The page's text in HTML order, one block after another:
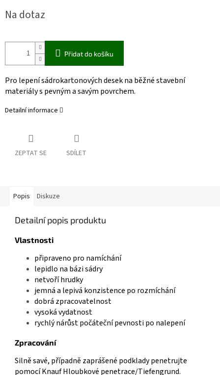
Na dotaz
Přidat do košíku
Pro lepení sádrokartonových desek na běžné stavební
materiály s pevným a savým povrchem.
Detailní informace
ZEPTAT SE SDÍLET
Popis Diskuze
Detailní popis produktu
Vlastnosti
připraveno pro namíchání
lepidlo na bázi sádry
netvoří hrudky
jemná a lepivá konzistence po rozmíchání
dobrá zpracovatelnost
vysoká vydatnost
rychlý nárůst počáteční pevnosti po nalepení
Zpracování
Silně savé, případně zaprášené podklady penetrujte
pomocí Knauf Hloubkové penetrace/Tiefengrund.